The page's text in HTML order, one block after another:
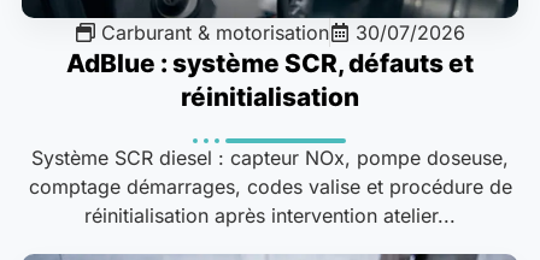
Carburant & motorisation 30/07/2026
AdBlue : système SCR, défauts et
réinitialisation
Système SCR diesel : capteur NOx, pompe doseuse,
comptage démarrages, codes valise et procédure de
réinitialisation après intervention atelier...